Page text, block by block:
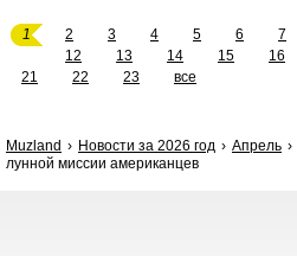
1 2 3 4 5 6 7
12
13 14 15 16
21
22 23 все
Muzland Новости за 2026 год Апрель
лунной миссии американцев